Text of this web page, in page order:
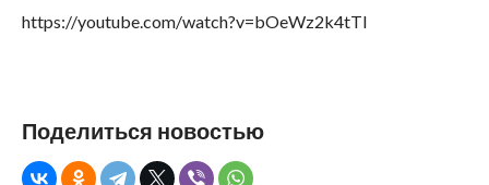
https://youtube.com/watch?v=bOeWz2k4tTI
Поделиться новостью